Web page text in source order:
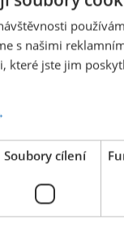
s našimi
jste jim
Soubory cílení